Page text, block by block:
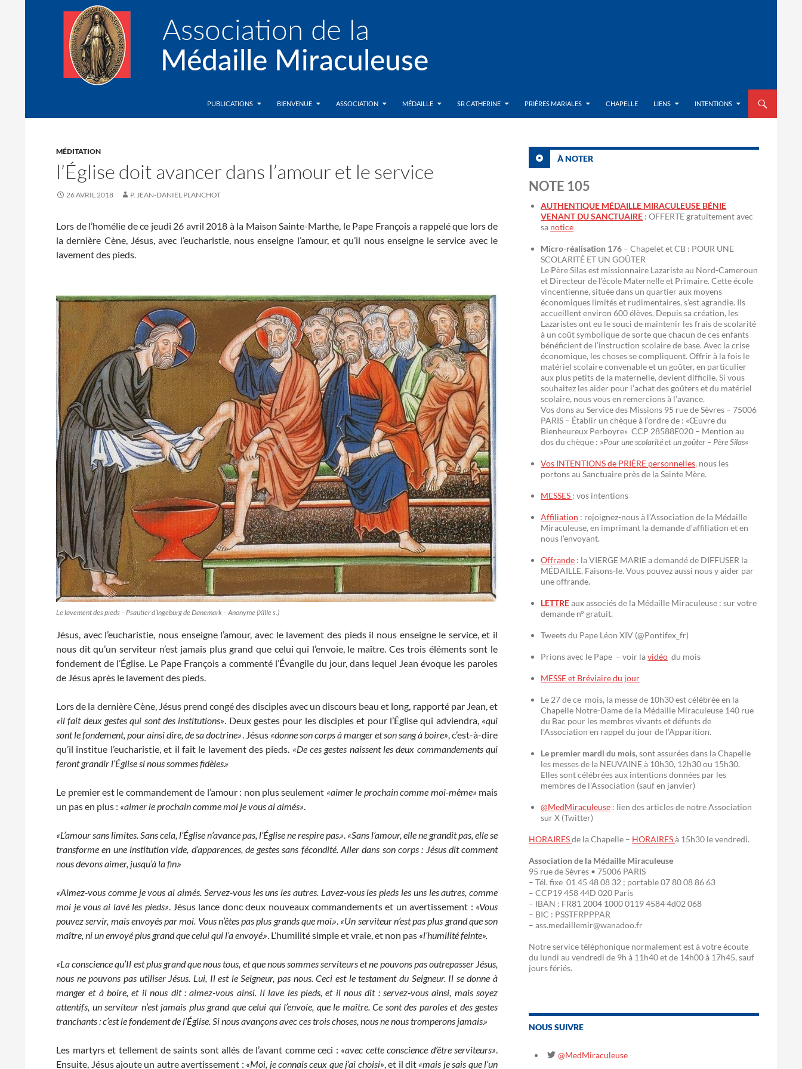
Association de la Médaille MiraculeusePUBLICATIONS
BIENVENUE ASSOCIATION MÉDAILLE SR CATHERINE PRIÈRES MARIALES CHAPELLE LIENS INTENTIONS
MÉDITATION
l’Église doit avancer dans l’amour et le service
26 AVRIL 2018 P. JEAN-DANIEL PLANCHOT
Lors de l’homélie de ce jeudi 26 avril 2018 à la Maison Sainte-Marthe, le Pape François a rappelé que lors de
la dernière Cène, Jésus, avec l’eucharistie, nous enseigne l’amour, et qu’il nous enseigne le service avec le
lavement des pieds.
Le lavement des pieds – Psautier d’Ingeburg de Danemark – Anonyme (XIIIe s.)
Jésus, avec l’eucharistie, nous enseigne l’amour, avec le lavement des pieds il nous enseigne le service, et il
nous dit qu’un serviteur n’est jamais plus grand que celui qui l’envoie, le maître. Ces trois éléments sont le
fondement de l’Église. Le Pape François a commenté l’Évangile du jour, dans lequel Jean évoque les paroles
de Jésus après le lavement des pieds.
Lors de la dernière Cène, Jésus prend congé des disciples avec un discours beau et long, rapporté par Jean, et
«il fait deux gestes qui sont des institutions» . Deux gestes pour les disciples et pour l’Église qui adviendra, «qui
sont le fondement, pour ainsi dire, de sa doctrine» . Jésus «donne son corps à manger et son sang à boire» , c’est-à-dire
qu’il institue l’eucharistie, et il fait le lavement des pieds. «De ces gestes naissent les deux commandements qui
feront grandir l’Église si nous sommes fidèles.»
Le premier est le commandement de l’amour : non plus seulement «aimer le prochain comme moi-même» mais
un pas en plus : «aimer le prochain comme moi je vous ai aimés»
«L’amour sans limites. Sans cela, l’Église n’avance pas, l’Église ne respire pas.» «Sans l’amour, elle ne grandit pas, elle se
transforme en une institution vide, d’apparences, de gestes sans fécondité. Aller dans son corps : Jésus dit comment
nous devons aimer, jusqu’à la fin.»
«Aimez-vous comme je vous ai aimés. Servez-vous les uns les autres. Lavez-vous les pieds les uns les autres, comme
moi je vous ai lavé les pieds» . Jésus lance donc deux nouveaux commandements et un avertissement : «Vous
pouvez servir, mais envoyés par moi. Vous n’êtes pas plus grands que moi.» «Un serviteur n’est pas plus grand que son
maître, ni un envoyé plus grand que celui qui l’a envoyé.» . L’humilité simple et vraie, et non pas «l’humilité feinte».
«La conscience qu’Il est plus grand que nous tous, et que nous sommes serviteurs et ne pouvons pas outrepasser Jésus,
nous ne pouvons pas utiliser Jésus. Lui, Il est le Seigneur, pas nous. Ceci est le testament du Seigneur. Il se donne à
manger et à boire, et il nous dit : aimez-vous ainsi. Il lave les pieds, et il nous dit : servez-vous ainsi, mais soyez
attentifs, un serviteur n’est jamais plus grand que celui qui l’envoie, que le maître. Ce sont des paroles et des gestes
tranchants : c’est le fondement de l’Église. Si nous avançons avec ces trois choses, nous ne nous tromperons jamais.»
Les martyrs et tellement de saints sont allés de l’avant comme ceci : «avec cette conscience d’être serviteurs»
Ensuite, Jésus ajoute un autre avertissement : «Moi, je connais ceux que j’ai choisi» , et il dit «mais je sais que l’un
À NOTER
NOTE 105
AUTHENTIQUE MÉDAILLE MIRACULEUSE BÉNIE
VENANT DU SANCTUAIRE : OFFERTE gratuitement avec
sa notice
Micro-réalisation 176 – Chapelet et CB : POUR UNE
SCOLARITÉ ET UN GOÛTER
Le Père Silas est missionnaire Lazariste au Nord-Cameroun
et Directeur de l’école Maternelle et Primaire. Cette école
vincentienne, située dans un quartier aux moyens
économiques limités et rudimentaires, s’est agrandie. Ils
accueillent environ 600 élèves. Depuis sa création, les
Lazaristes ont eu le souci de maintenir les frais de scolarité
à un coût symbolique de sorte que chacun de ces enfants
bénéficient de l’instruction scolaire de base. Avec la crise
économique, les choses se compliquent. Offrir à la fois le
matériel scolaire convenable et un goûter, en particulier
aux plus petits de la maternelle, devient difficile. Si vous
souhaitez les aider pour l’achat des goûters et du matériel
scolaire, nous vous en remercions à l’avance.
Vos dons au Service des Missions 95 rue de Sèvres – 75006
PARIS – Établir un chèque à l’ordre de : «Œuvre du
Bienheureux Perboyre» CCP 28588E020 – Mention au
dos du chèque : »Pour une scolarité et un goûter – Père Silas«
Vos INTENTIONS de PRIÈRE personnelles, nous les
portons au Sanctuaire près de la Sainte Mère.
MESSES : vos intentions
Affiliation : rejoignez-nous à l’Association de la Médaille
Miraculeuse, en imprimant la demande d’affiliation et en
nous l’envoyant.
Offrande : la VIERGE MARIE a demandé de DIFFUSER la
MÉDAILLE. Faisons-le. Vous pouvez aussi nous y aider par
une offrande.
LETTREaux associés de la Médaille Miraculeuse : sur votre
demande n° gratuit.
Tweets du Pape Léon XIV (@Pontifex_fr)
Prions avec le Pape – voir lavidéo du mois
MESSE et Bréviaire du jour
Le 27 de ce mois, la messe de 10h30 est célébrée en la
Chapelle Notre-Dame de la Médaille Miraculeuse 140 rue
du Bac pour les membres vivants et défunts de
l’Association en rappel du jour de l’Apparition.
Le premier mardi du mois, sont assurées dans la Chapelle
les messes de la NEUVAINE à 10h30, 12h30 ou 15h30.
Elles sont célébrées aux intentions données par les
membres de l’Association (sauf en janvier)
@MedMiraculeuse : lien des articles de notre Association
sur X (Twitter)
HORAIRESde la Chapelle – HORAIRESà 15h30 le vendredi.
Association de la Médaille Miraculeuse
95 rue de Sèvres • 75006 PARIS
– Tél. fixe 01 45 48 08 32 ; portable 07 80 08 86 63
– CCP19 458 44D 020 Paris
– IBAN : FR81 2004 1000 0119 4584 4d02 068
– BIC : PSSTFRPPPAR
– ass.medaillemir@wanadoo.fr
Notre service téléphonique normalement est à votre écoute
du lundi au vendredi de 9h à 11h40 et de 14h00 à 17h45, sauf
jours fériés.
NOUS SUIVRE
@MedMiraculeuse